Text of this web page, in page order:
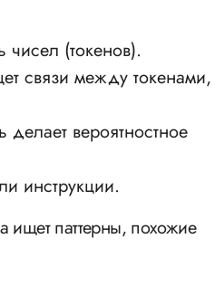
чисел (токенов).
связи между токенами,
вероятностное
инструкции.
ищет паттерны, похожие